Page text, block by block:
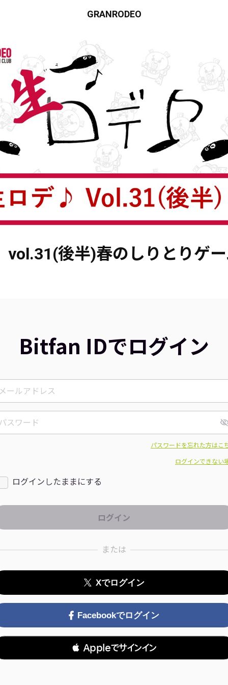
GRANRODEO
後半)春のしりとりゲ
Bitfan IDでログイン
パスワードを忘れた方はこ
ログインできない
ログインしたままにする
または
Xでログイン
Facebookでログイン
 Appleでサインイン